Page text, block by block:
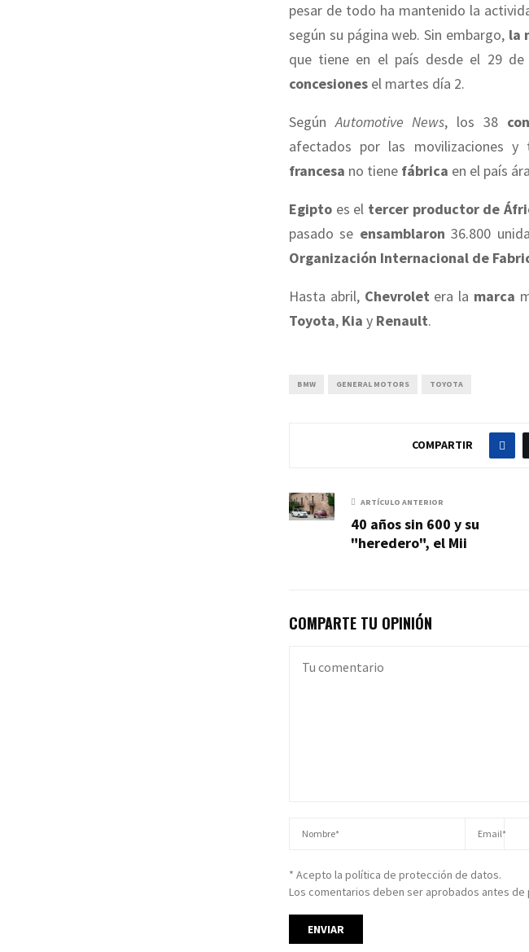
pesar de todo ha mantenido la
según su página web. Sin embargo, la
que tiene en el país desde el 29
concesiones el martes día 2.
SegúnAutomotive News, los 38
afectados por las movilizaciones
francesa no tiene fábrica en el país
Egipto es el tercer productor de
pasado se ensamblaron 36.800
Organización Internacional de
Hasta abril, Chevrolet era la marca
Toyota, Kia y Renault.
BMW GENERAL MOTORS TOYOTA
COMPARTIR
ARTÍCULO ANTERIOR
40 años sin 600 y su
"heredero", el Mii
COMPARTE TU OPINIÓN
* Acepto la política de protección de datos.
Los comentarios deben ser aprobados antes de